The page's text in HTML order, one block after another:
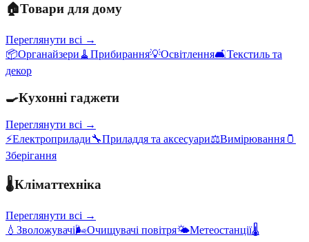
🏠Товари для дому
Переглянути всі →
📦Органайзери 🧹 Прибирання💡Освітлення🛋️Текстиль та
декор
🍳Кухонні гаджети
Переглянути всі →
⚡Електроприлади🔧Приладдя та аксесуари⚖️Вимірювання 🫙
Зберігання
🌡️Кліматтехніка
Переглянути всі →
💧 Зволожувачі🌬️Очищувачі повітря🌤️Метеостанції🌡️